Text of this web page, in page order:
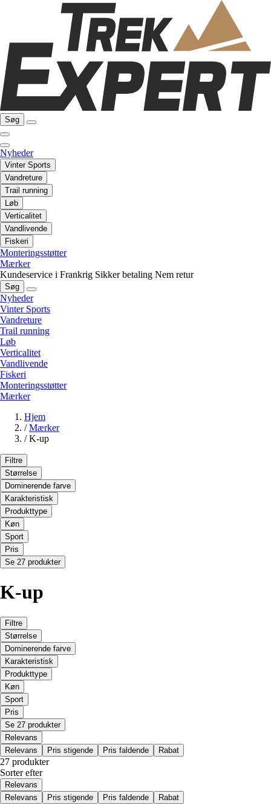
Søg
Nyheder
Vinter Sports
Vandreture
Trail running
Løb
Verticalitet
Vandlivende
Fiskeri
Monteringsstøtter
Mærker
Kundeservice i Frankrig Sikker betaling Nem retur
Søg
Nyheder
Vinter Sports
Vandreture
Trail running
Løb
Verticalitet
Vandlivende
Fiskeri
Monteringsstøtter
Mærker
Hjem
/ Mærker
/ K-up
Filtre
Størrelse
Dominerende farve
Karakteristisk
Produkttype
Køn
Sport
Pris
Se 27 produkter
K-up
Filtre
Størrelse
Dominerende farve
Karakteristisk
Produkttype
Køn
Sport
Pris
Se 27 produkter
Relevans
Relevans
Pris stigende Pris faldende Rabat
27 produkter
Sorter efter
Relevans
Relevans
Pris stigende Pris faldende Rabat